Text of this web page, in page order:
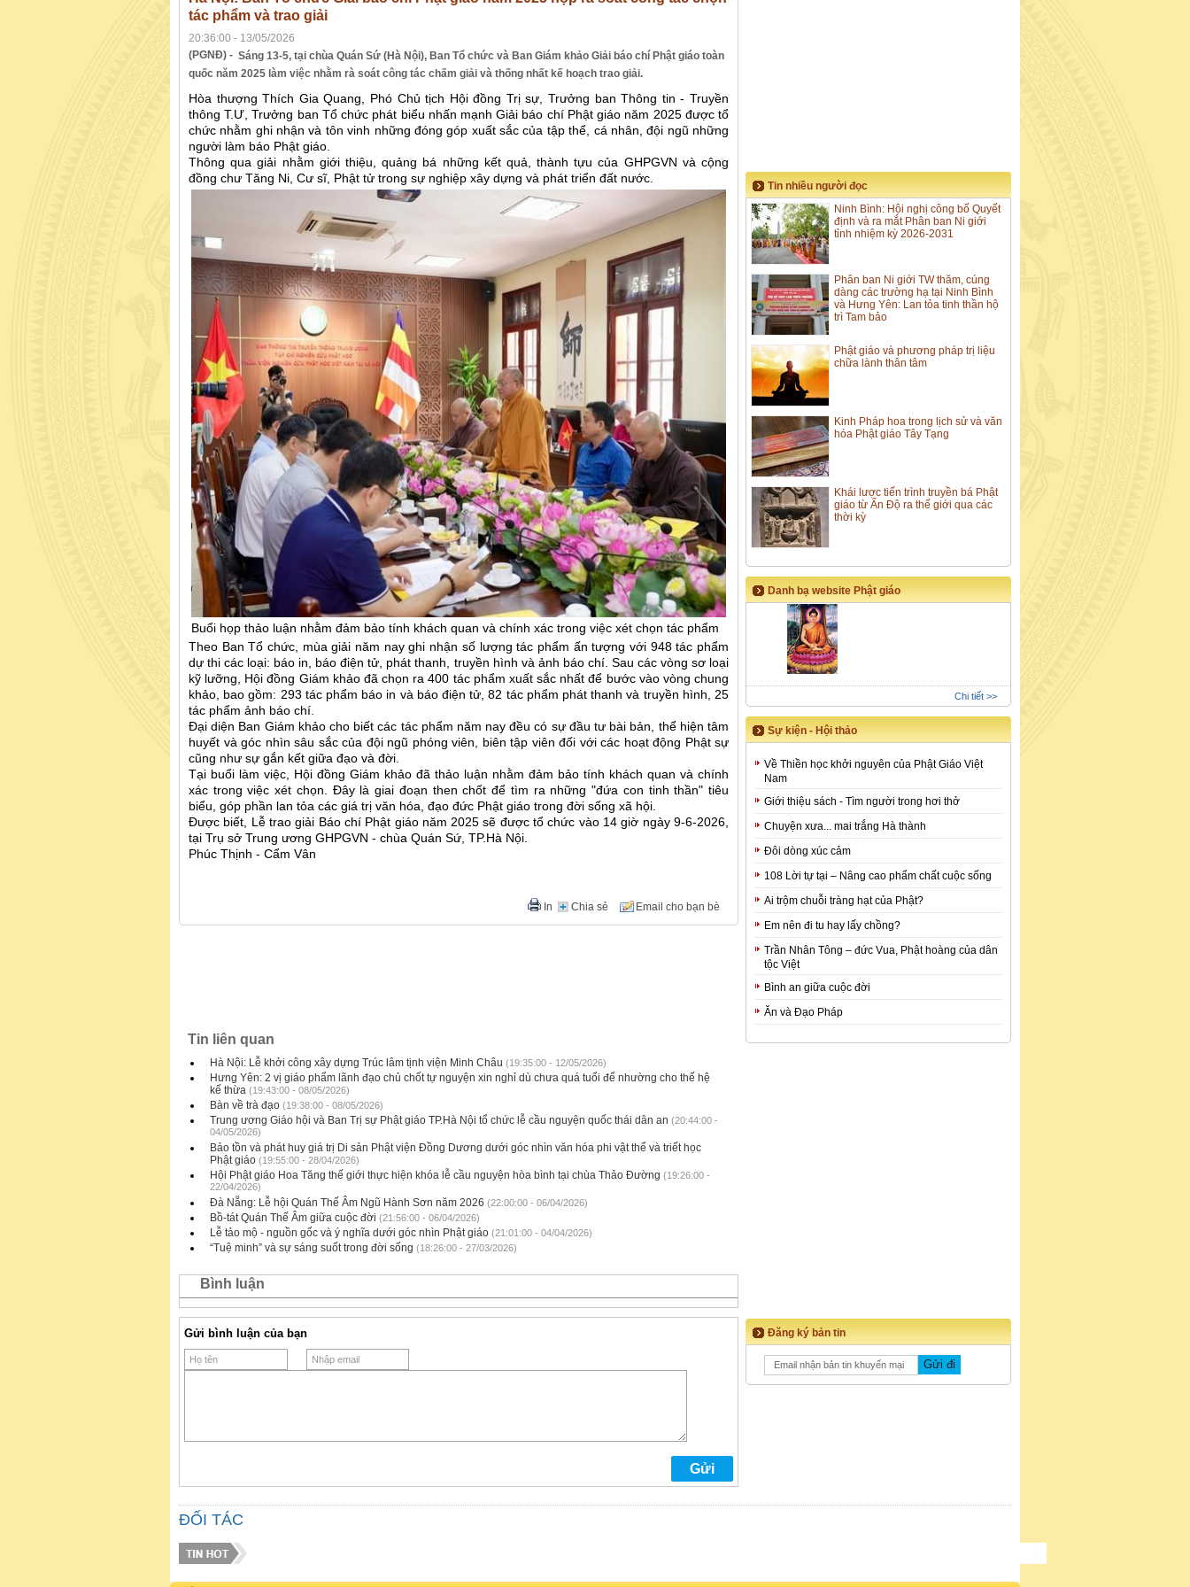
tác phẩm và trao giải
20:36:00 - 13/05/2026
(PGNĐ) - Sáng 13-5, tại chùa Quán Sứ (Hà Nội), Ban Tổ chức và Ban Giám khảo Giải báo chí Phật giáo toàn
quốc năm 2025 làm việc nhằm rà soát công tác chấm giải và thống nhất kế hoạch trao giải.
Hòa thượng Thích Gia Quang, Phó Chủ tịch Hội đồng Trị sự, Trưởng ban Thông tin - Truyền
thông T.Ư, Trưởng ban Tổ chức phát biểu nhấn mạnh Giải báo chí Phật giáo năm 2025 được tổ
chức nhằm ghi nhận và tôn vinh những đóng góp xuất sắc của tập thể, cá nhân, đội ngũ những
người làm báo Phật giáo.
Thông qua giải nhằm giới thiệu, quảng bá những kết quả, thành tựu của GHPGVN và cộng
đồng chư Tăng Ni, Cư sĩ, Phật tử trong sự nghiệp xây dựng và phát triển đất nước.
Buổi họp thảo luận nhằm đảm bảo tính khách quan và chính xác trong việc xét chọn tác phẩm
Theo Ban Tổ chức, mùa giải năm nay ghi nhận số lượng tác phẩm ấn tượng với 948 tác phẩm
dự thi các loại: báo in, báo điện tử, phát thanh, truyền hình và ảnh báo chí. Sau các vòng sơ loại
kỹ lưỡng, Hội đồng Giám khảo đã chọn ra 400 tác phẩm xuất sắc nhất để bước vào vòng chung
khảo, bao gồm: 293 tác phẩm báo in và báo điện tử, 82 tác phẩm phát thanh và truyền hình, 25
tác phẩm ảnh báo chí.
Đại diện Ban Giám khảo cho biết các tác phẩm năm nay đều có sự đầu tư bài bản, thể hiện tâm
huyết và góc nhìn sâu sắc của đội ngũ phóng viên, biên tập viên đối với các hoạt động Phật sự
cũng như sự gắn kết giữa đạo và đời.
Tại buổi làm việc, Hội đồng Giám khảo đã thảo luận nhằm đảm bảo tính khách quan và chính
xác trong việc xét chọn. Đây là giai đoạn then chốt để tìm ra những "đứa con tinh thần" tiêu
biểu, góp phần lan tỏa các giá trị văn hóa, đạo đức Phật giáo trong đời sống xã hội.
Được biết, Lễ trao giải Báo chí Phật giáo năm 2025 sẽ được tổ chức vào 14 giờ ngày 9-6-2026,
tại Trụ sở Trung ương GHPGVN - chùa Quán Sứ, TP.Hà Nội.
Phúc Thịnh - Cẩm Vân
Chia sẻ
In Email cho bạn bè
Tin liên quan
Hà Nội: Lễ khởi công xây dựng Trúc lâm tịnh viện Minh Châu (19:35:00 - 12/05/2026)
Hưng Yên: 2 vị giáo phẩm lãnh đạo chủ chốt tự nguyện xin nghỉ dù chưa quá tuổi để nhường cho thế hệ
kế thừa (19:43:00 - 08/05/2026)
Bàn về trà đạo (19:38:00 - 08/05/2026)
Trung ương Giáo hội và Ban Trị sự Phật giáo TP.Hà Nội tổ chức lễ cầu nguyện quốc thái dân an (20:44:00 -
04/05/2026)
Bảo tồn và phát huy giá trị Di sản Phật viện Đồng Dương dưới góc nhìn văn hóa phi vật thể và triết học
Phật giáo (19:55:00 - 28/04/2026)
Hội Phật giáo Hoa Tăng thế giới thực hiện khóa lễ cầu nguyện hòa bình tại chùa Thảo Đường (19:26:00 -
22/04/2026)
Đà Nẵng: Lễ hội Quán Thế Âm Ngũ Hành Sơn năm 2026 (22:00:00 - 06/04/2026)
Bồ-tát Quán Thế Âm giữa cuộc đời (21:56:00 - 06/04/2026)
Lễ tảo mộ - nguồn gốc và ý nghĩa dưới góc nhìn Phật giáo (21:01:00 - 04/04/2026)
“Tuệ minh” và sự sáng suốt trong đời sống (18:26:00 - 27/03/2026)
Bình luận
Gửi bình luận của bạn
Tin nhiều người đọc
Ninh Bình: Hội nghị công bố Quyết
định và ra mắt Phân ban Ni giới
tỉnh nhiệm kỳ 2026-2031
Phân ban Ni giới TW thăm, cúng
dàng các trường hạ tại Ninh Bình
và Hưng Yên: Lan tỏa tinh thần hộ
trì Tam bảo
Phật giáo và phương pháp trị liệu
chữa lành thân tâm
Kinh Pháp hoa trong lịch sử và văn
hóa Phật giáo Tây Tạng
Khái lược tiến trình truyền bá Phật
giáo từ Ấn Độ ra thế giới qua các
thời kỳ
Danh bạ website Phật giáo
Chi tiết >>
Sự kiện - Hội thảo
Về Thiền học khởi nguyên của Phật Giáo Việt
Nam
Giới thiệu sách - Tìm người trong hơi thở
Chuyện xưa... mai trắng Hà thành
Đôi dòng xúc cảm
108 Lời tự tại – Nâng cao phẩm chất cuộc sống
Ai trộm chuỗi tràng hạt của Phật?
Em nên đi tu hay lấy chồng?
Trần Nhân Tông – đức Vua, Phật hoàng của dân
tộc Việt
Bình an giữa cuộc đời
Ăn và Đạo Pháp
Đăng ký bản tin
ĐỐI TÁC